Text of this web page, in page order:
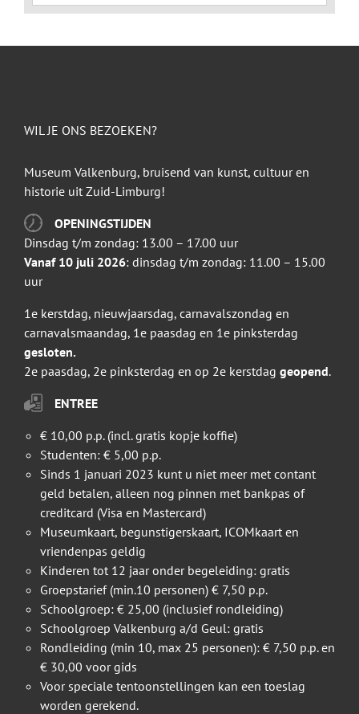
naar:
WIL JE ONS BEZOEKEN?
Museum Valkenburg, bruisend van kunst, cultuur en
historie uit Zuid-Limburg!
OPENINGSTIJDEN
Dinsdag t/m zondag: 13.00 – 17.00 uur
Vanaf 10 juli 2026: dinsdag t/m zondag: 11.00 – 15.00
uur
1e kerstdag, nieuwjaarsdag, carnavalszondag en
carnavalsmaandag, 1e paasdag en 1e pinksterdag
gesloten.
2e paasdag, 2e pinksterdag en op 2e kerstdag geopend.
ENTREE
€ 10,00 p.p. (incl. gratis kopje koffie)
Studenten: € 5,00 p.p.
Sinds 1 januari 2023 kunt u niet meer met contant
geld betalen, alleen nog pinnen met bankpas of
creditcard (Visa en Mastercard)
Museumkaart, begunstigerskaart, ICOMkaart en
vriendenpas geldig
Kinderen tot 12 jaar onder begeleiding: gratis
Groepstarief (min.10 personen) € 7,50 p.p.
Schoolgroep: € 25,00 (inclusief rondleiding)
Schoolgroep Valkenburg a/d Geul: gratis
Rondleiding (min 10, max 25 personen): € 7,50 p.p. en
€ 30,00 voor gids
Voor speciale tentoonstellingen kan een toeslag
worden gerekend.